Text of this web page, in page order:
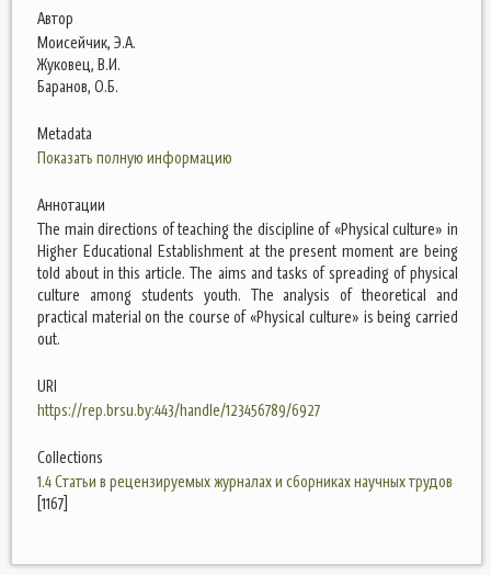
Автор
Моисейчик, Э.А.
Жуковец, В.И.
Баранов, О.Б.
Metadata
Показать полную информацию
Аннотации
The main directions of teaching the discipline of «Physical culture» in
Higher Educational Establishment at the present moment are being
told about in this article. The aims and tasks of spreading of physical
culture among students youth. The analysis of theoretical and
practical material on the course of «Physical culture» is being carried
out.
URI
https://rep.brsu.by:443/handle/123456789/6927
Collections
1.4 Статьи в рецензируемых журналах и сборниках научных трудов
[1167]